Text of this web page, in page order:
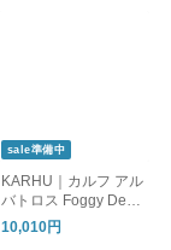
sale準備中
KARHU｜カルフ アル
バトロス Foggy Dew/
Turtledove スニーカー
フィンランド ALBATR
10,010円